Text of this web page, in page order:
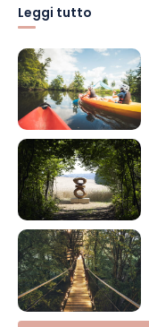
Leggi tutto